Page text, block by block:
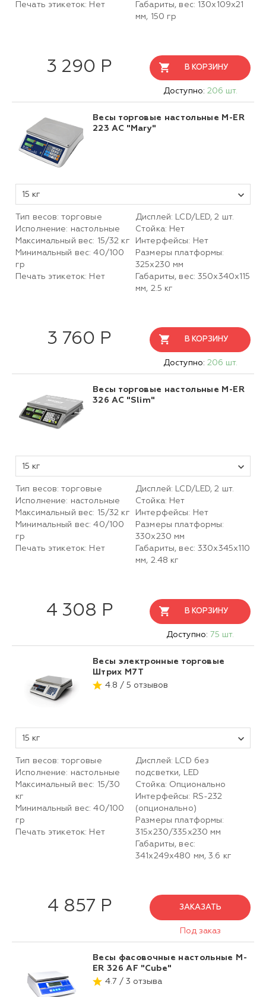
Печать этикеток: Нет
Габариты, вес: 130х109х21
мм, 150 гр
3 290 Р В КОРЗИНУ
Доступно: 206 шт.
Весы торговые настольные M-ER
223 AC "Mary"
15 кг
Тип весов: торговые
Исполнение: настольные
Максимальный вес: 15/32 кг
Минимальный вес: 40/100
гр
Печать этикеток: Нет
Дисплей: LCD/LED, 2 шт.
Стойка: Нет
Интерфейсы: Нет
Размеры платформы:
325х230 мм
Габариты, вес: 350x340x115
мм, 2.5 кг
3 760 Р В КОРЗИНУ
Доступно: 206 шт.
Весы торговые настольные M-ER
326 AC "Slim"
15 кг
Тип весов: торговые
Исполнение: настольные
Максимальный вес: 15/32 кг
Минимальный вес: 40/100
гр
Печать этикеток: Нет
Дисплей: LCD/LED, 2 шт.
Стойка: Нет
Интерфейсы: Нет
Размеры платформы:
330х230 мм
Габариты, вес: 330х345х110
мм, 2.48 кг
4 308 Р В КОРЗИНУ
Доступно: 75 шт.
Весы электронные торговые
Штрих М7Т
4.8 / 5 отзывов
15 кг
Тип весов: торговые
Исполнение: настольные
Максимальный вес: 15/30
кг
Минимальный вес: 40/100
гр
Печать этикеток: Нет
Дисплей: LCD без
подсветки, LED
Стойка: Опционально
Интерфейсы: RS-232
(опционально)
Размеры платформы:
315х230/335х230 мм
Габариты, вес:
341х249х480 мм, 3.6 кг
4 857 Р ЗАКАЗАТЬ
Под заказ
Весы фасовочные настольные M-
ER 326 AF "Cube"
4.7 / 3 отзыва